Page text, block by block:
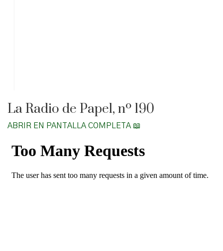
La Radio de Papel, nº 190
ABRIR EN PANTALLA COMPLETA 📖